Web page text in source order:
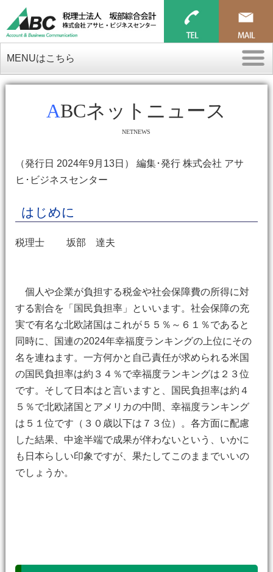
MENUはこちら
ABCネットニュース
NETNEWS
（発行日 2024年9月13日） 編集･発行 株式会社 アサ
ヒ･ビジネスセンター
はじめに
税理士 坂部 達夫
個人や企業が負担する税金や社会保障費の所得に対
する割合を「国民負担率」といいます。社会保障の充
実で有名な北欧諸国はこれが５５％～６１％であると
同時に、国連の2024年幸福度ランキングの上位にその
名を連ねます。一方何かと自己責任が求められる米国
の国民負担率は約３４％で幸福度ランキングは２３位
です。そして日本はと言いますと、国民負担率は約４
５％で北欧諸国とアメリカの中間、幸福度ランキング
は５１位です（３０歳以下は７３位）。各方面に配慮
した結果、中途半端で成果が伴わないという、いかに
も日本らしい印象ですが、果たしてこのままでいいの
でしょうか。